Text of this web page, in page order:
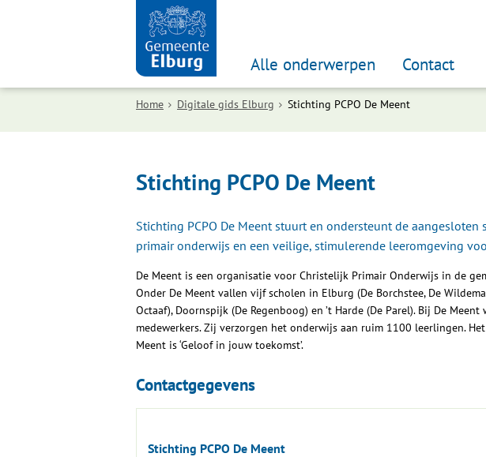
Alle onderwerpen Contact
Home Digitale gids Elburg Stichting PCPO De Meent
Stichting PCPO De Meent
Stichting PCPO De Meent stuurt en ondersteunt de
primair onderwijs en een veilige, stimulerende leeromgeving
De Meent is een organisatie voor Christelijk Primair Onderwijs in de
Onder De Meent vallen vijf scholen in Elburg (De Borchstee, De
Octaaf), Doornspijk (De Regenboog) en ’t Harde (De Parel). Bij De Meent
medewerkers. Zij verzorgen het onderwijs aan ruim 1100 leerlingen.
Meent is ‘Geloof in jouw toekomst’.
Contactgegevens
Stichting PCPO De Meent